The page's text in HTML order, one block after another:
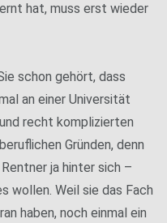
hat, muss erst wieder
schon gehört, dass
an einer Universität
recht komplizierten
Gründen, denn
ja hinter sich –
wollen. Weil sie das Fach
haben, noch einmal ein